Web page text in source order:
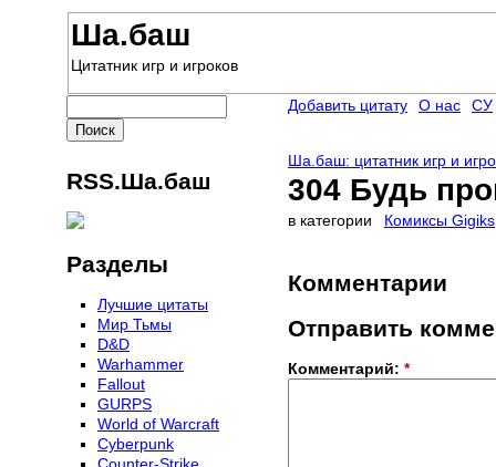
Ша.баш
Цитатник игр и игроков
Ша.баш: цитатник игр и
304 Будь
в категории Комиксы Gigiks
Комментарии
Отправить
Комментарий: *
Добавить цитату О нас СУ
RSS.Ша.баш
Разделы
Лучшие цитаты
Мир Тьмы
D&D
Warhammer
Fallout
GURPS
World of Warcraft
Сyberpunk